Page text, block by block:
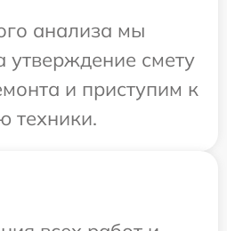
анализа мы
утверждение смету
и приступим к
техники.